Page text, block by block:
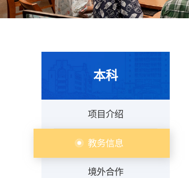
本科
项目介绍
教务信息
境外合作